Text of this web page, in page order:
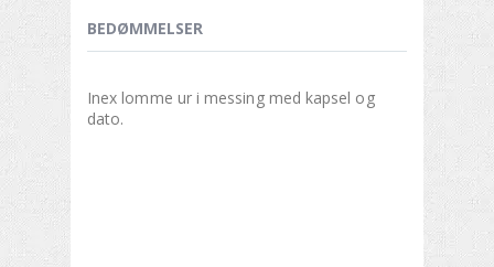
BEDØMMELSER
Inex lomme ur i messing med kapsel og
dato.